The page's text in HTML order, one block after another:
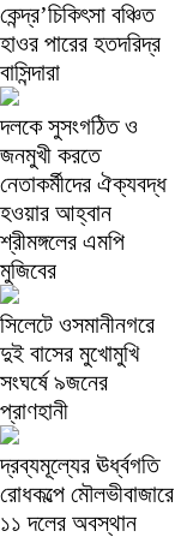
কেন্দ্র’চিকিৎসা বঞ্চিত
হাওর পারের হতদরিদ্র
বাসিন্দারা
দলকে সুসংগঠিত ও
জনমুখী করতে
নেতাকর্মীদের ঐক্যবদ্ধ
হওয়ার আহ্বান
শ্রীমঙ্গলের এমপি
মুজিবের
সিলেটে ওসমানীনগরে
দুই বাসের মুখোমুখি
সংঘর্ষে ৯জনের
প্রাণহানী
দ্রব্যমূল্যের ঊর্ধ্বগতি
রোধকল্পে মৌলভীবাজারে
১১ দলের অবস্থান